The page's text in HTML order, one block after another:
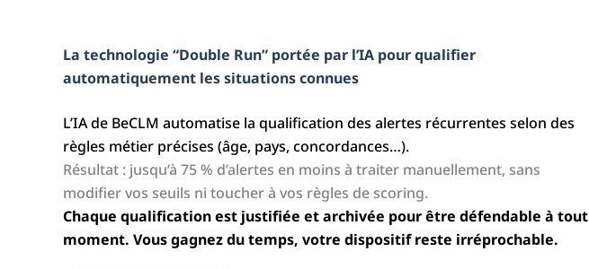
La technologie “Double Run” portée par l’IA pour qualifier
automatiquement les situations connues
L’IA de BeCLM automatise la qualification des alertes récurrentes selon des
règles métier précises (âge, pays, concordances…).
Résultat : jusqu’à 75 % d’alertes en moins à traiter manuellement, sans
modifier vos seuils ni toucher à vos règles de scoring.
Chaque qualification est justifiée et archivée pour être défendable à tout
moment. Vous gagnez du temps, votre dispositif reste irréprochable.